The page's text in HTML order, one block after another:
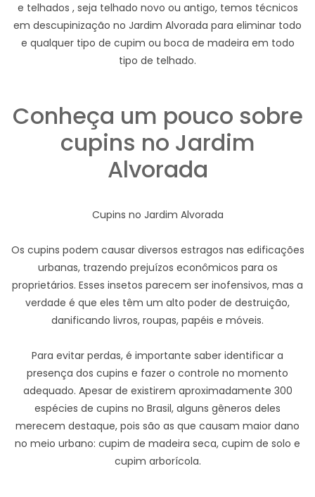
e telhados , seja telhado novo ou antigo, temos técnicos
em descupinização no Jardim Alvorada para eliminar todo
e qualquer tipo de cupim ou boca de madeira em todo
tipo de telhado.
Conheça um pouco sobre
cupins no Jardim
Alvorada
Cupins no Jardim Alvorada
Os cupins podem causar diversos estragos nas edificações
urbanas, trazendo prejuízos econômicos para os
proprietários. Esses insetos parecem ser inofensivos, mas a
verdade é que eles têm um alto poder de destruição,
danificando livros, roupas, papéis e móveis.
Para evitar perdas, é importante saber identificar a
presença dos cupins e fazer o controle no momento
adequado. Apesar de existirem aproximadamente 300
espécies de cupins no Brasil, alguns gêneros deles
merecem destaque, pois são as que causam maior dano
no meio urbano: cupim de madeira seca, cupim de solo e
cupim arborícola.